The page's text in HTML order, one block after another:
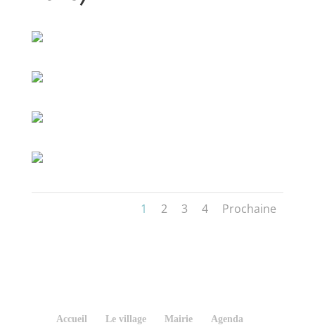
1 2 3 4 Prochaine
Accueil Le village Mairie Agenda